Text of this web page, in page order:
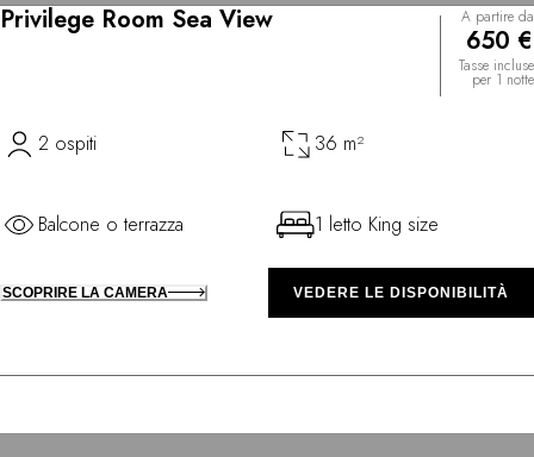
Privilege Room Sea View A partire da
650 €
Tasse incluse
per 1 notte
2 ospiti 36 m²
Balcone o terrazza 1 letto King size
SCOPRIRE LA CAMERA VEDERE LE DISPONIBILITÀ